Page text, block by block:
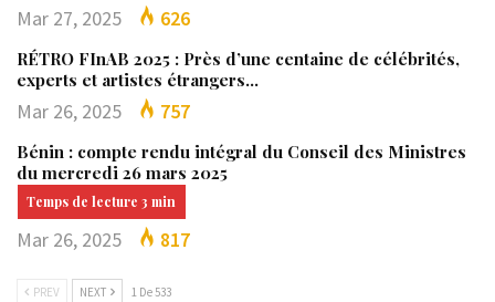
Mar 27, 2025 626
RÉTRO FInAB 2025 : Près d’une centaine de célébrités,
experts et artistes étrangers…
Mar 26, 2025 757
Bénin : compte rendu intégral du Conseil des Ministres
du mercredi 26 mars 2025
Mar 26, 2025 817
PREV NEXT 1 De 533